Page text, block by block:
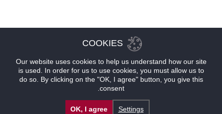
COOKIES
Our website uses cookies to help us understand how our site
is used. In order for us to use cookies, you must allow us to
do so. By clicking on the "OK, I agree" button, you give this
consent.
Settings
OK, I agree